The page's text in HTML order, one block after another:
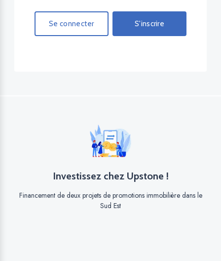
Se connecter S'inscrire
Investissez chez Upstone !
Financement de deux projets de promotions immobilière dans le
Sud Est